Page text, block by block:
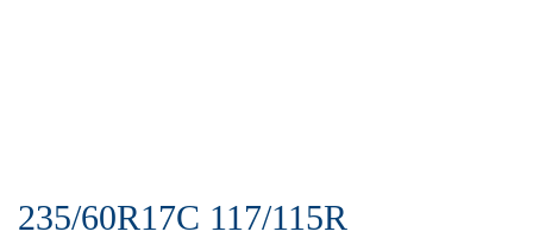
235/60R17C 117/115R